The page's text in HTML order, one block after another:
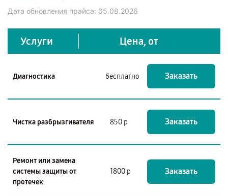
Дата обновления прайса: 05.08.2026
Услуги Цена, от
Диагностика бесплатно Заказать
Чистка разбрызгивателя 850 р Заказать
Ремонт или замена
системы защиты от
протечек
1800 р Заказать